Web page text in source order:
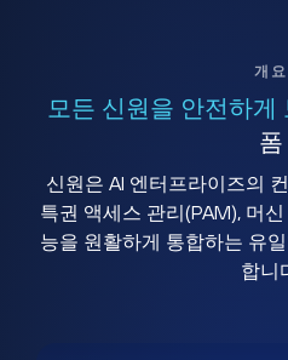
개요
모든 신원을 안전하게
폼
신원은 AI 엔터프라이즈의
특권 액세스 관리(PAM), 머
능을 원활하게 통합하는 유
합니